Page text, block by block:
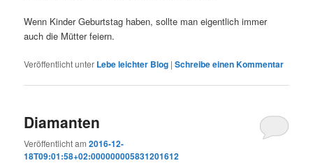
Wenn Kinder Geburtstag haben, sollte man eigentlich immer
auch die Mütter feiern.
Veröffentlicht unter Lebe leichter Blog |Schreibe einen Kommentar
Diamanten
Veröffentlicht am2016-12-
18T09:01:58+02:000000005831201612